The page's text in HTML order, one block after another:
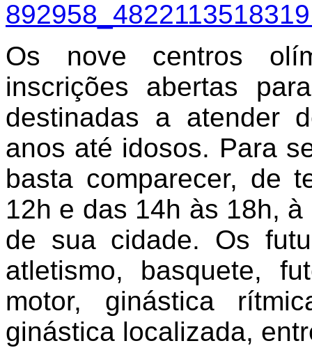
Os nove centros
inscrições abertas
destinadas a atender
anos até idosos. Para
basta comparecer, de
12h e das 14h às 18h,
de sua cidade. Os
atletismo, basquete,
motor, ginástica
ginástica localizada,